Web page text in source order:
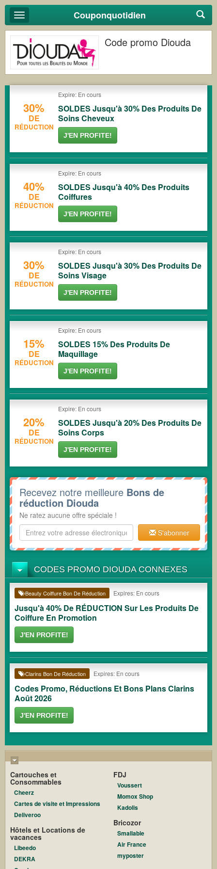
Basculer
la
navigation
Couponquotidien
Code promo Diouda
30%
DE
RÉDUCTION
Expire: En cours
SOLDES Jusqu'à 30% Des Produits De
Soins Cheveux
J'EN PROFITE!
40%
DE
RÉDUCTION
Expire: En cours
SOLDES Jusqu'à 40% Des Produits
Coiffures
J'EN PROFITE!
30%
DE
RÉDUCTION
Expire: En cours
SOLDES Jusqu'à 30% Des Produits De
Soins Visage
J'EN PROFITE!
15%
DE
RÉDUCTION
Expire: En cours
SOLDES 15% Des Produits De
Maquillage
J'EN PROFITE!
20%
DE
RÉDUCTION
Expire: En cours
SOLDES Jusqu'à 20% Des Produits De
Soins Corps
J'EN PROFITE!
Recevez notre meilleure Bons de
réduction Diouda
Ne ratez aucune offre spéciale !
S'abonner
CODES PROMO DIOUDA CONNEXES
Beauty Coiffure Bon De Réduction Expires: En cours
Jusqu'à 40% De RÉDUCTION Sur Les Produits De
Coiffure En Promotion
J'EN PROFITE!
Clarins Bon De Réduction Expires: En cours
Codes Promo, Réductions Et Bons Plans Clarins
Août 2026
J'EN PROFITE!
Cartouches et
Consommables
Cheerz
Cartes de visite et Impressions
Deliveroo
Hôtels et Locations de
vacances
Libeedo
DEKRA
FDJ
Voussert
Momox Shop
Kadolis
Bricozor
Smallable
Air France
myposter